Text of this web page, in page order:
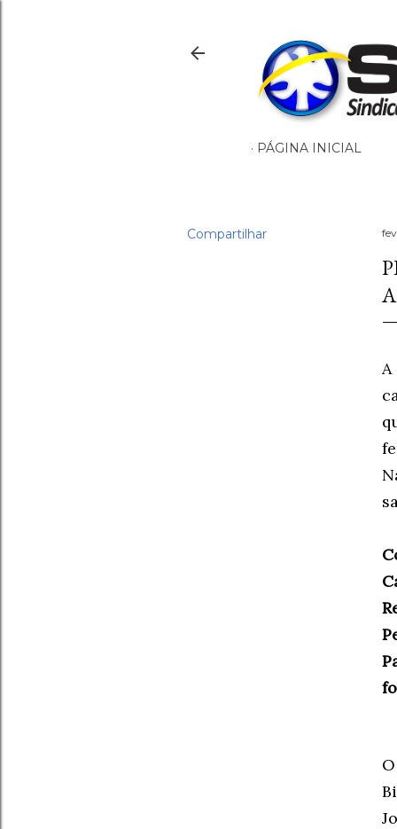
PÁGINA INICIAL
Compartilhar